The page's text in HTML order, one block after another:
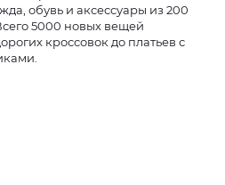
обувь и аксессуары из 200
5000 новых вещей
кроссовок до платьев с